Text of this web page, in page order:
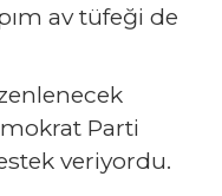
av tüfeği de
Parti
veriyordu.